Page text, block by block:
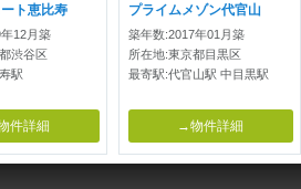
ト恵比寿
12月築
渋谷区
駅
件詳細
プライムメゾン代官山
築年数:2017年01月築
所在地:東京都目黒区
最寄駅:代官山駅 中目黒駅
→物件詳細